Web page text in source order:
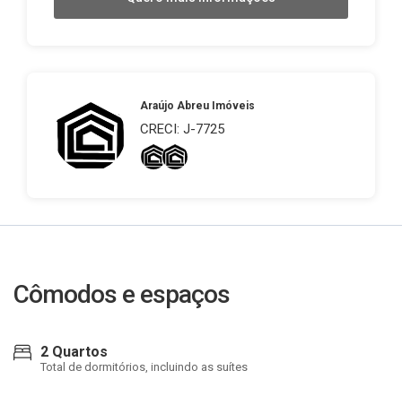
Araújo Abreu Imóveis
CRECI: J-7725
Cômodos e espaços
2 Quartos
Total de dormitórios, incluindo as suítes